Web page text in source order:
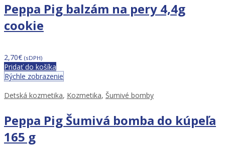
Peppa Pig balzám na pery 4,4g
cookie
2,70€ (sDPH)
Pridať do košíka
Rýchle zobrazenie
Detská kozmetika, Kozmetika, Šumivé bomby
Peppa Pig Šumivá bomba do kúpeľa
165 g